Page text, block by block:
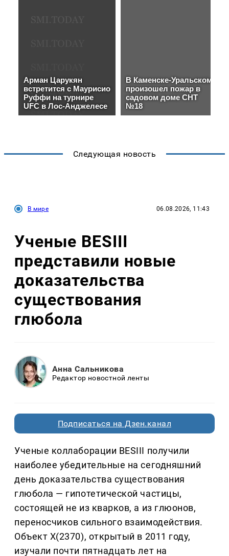
Следующая новость
В мире 06.08.2026, 11:43
Ученые BESIII
представили новые
доказательства
существования
глюбола
Анна Сальникова
Редактор новостной ленты
Подписаться на Дзен.канал
Ученые коллаборации BESIII получили
наиболее убедительные на сегодняшний
день доказательства существования
глюбола — гипотетической частицы,
состоящей не из кварков, а из глюонов,
переносчиков сильного взаимодействия.
Объект X(2370), открытый в 2011 году,
изучали почти пятнадцать лет на